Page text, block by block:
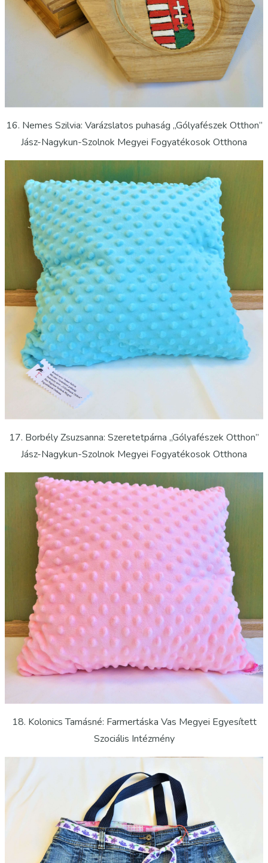
16. Nemes Szilvia: Varázslatos puhaság „Gólyafészek Otthon”
Jász-Nagykun-Szolnok Megyei Fogyatékosok Otthona
17. Borbély Zsuzsanna: Szeretetpárna „Gólyafészek Otthon”
Jász-Nagykun-Szolnok Megyei Fogyatékosok Otthona
18. Kolonics Tamásné: Farmertáska Vas Megyei Egyesített
Szociális Intézmény